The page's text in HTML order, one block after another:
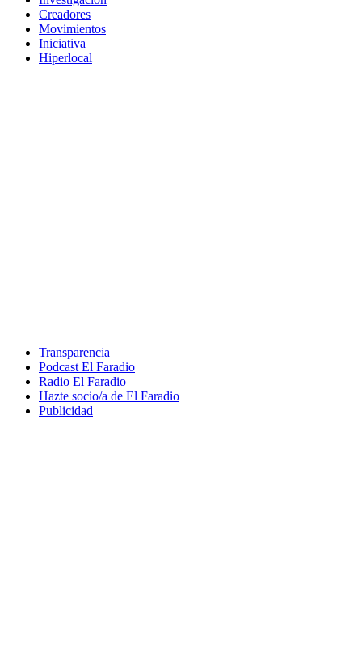
Creadores
Movimientos
Iniciativa
Hiperlocal
Transparencia
Podcast El Faradio
Radio El Faradio
Hazte socio/a de El Faradio
Publicidad